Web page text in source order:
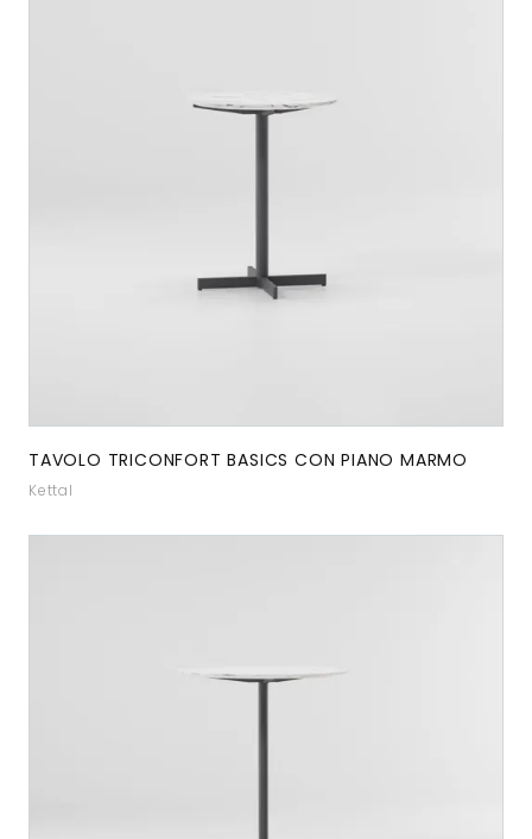
TAVOLO TRICONFORT BASICS CON PIANO MARMO
Kettal